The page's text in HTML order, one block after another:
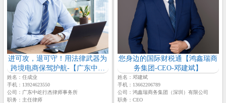
进可攻，退可守！用法律武器为
跨境电商保驾护航-【广东中屹
行杰律师事务所-主任律师-任成
姓名：任成业
手机：13924623550
公司：广东中屹行杰律师事务所
职务：主任律师
您身边的国际财税通【鸿鑫瑞商
务集团-CEO-邓建斌】
姓名：邓建斌
手机：13662206789
公司：鸿鑫瑞商务集团（深圳）有限公司
职务：CEO